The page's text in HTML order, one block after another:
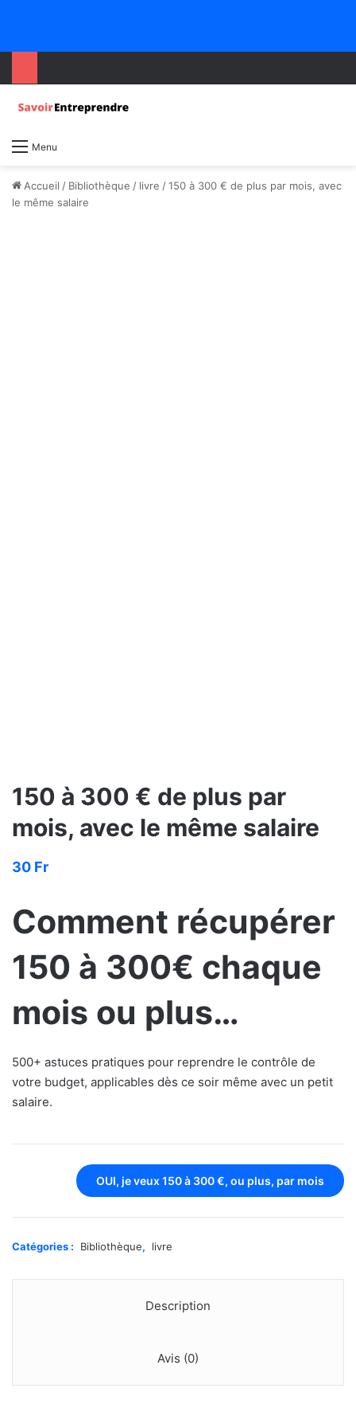
Menu
Accueil / Bibliothèque / livre /150 à 300 € de plus par mois, avec
le même salaire
150 à 300 € de plus par
mois, avec le même salaire
30 Fr
Comment récupérer
150 à 300€ chaque
mois ou plus…
500+ astuces pratiques pour reprendre le contrôle de
votre budget, applicables dès ce soir même avec un petit
salaire.
OUI, je veux 150 à 300 €, ou plus, par mois
Catégories : Bibliothèque, livre
Description
Avis (0)